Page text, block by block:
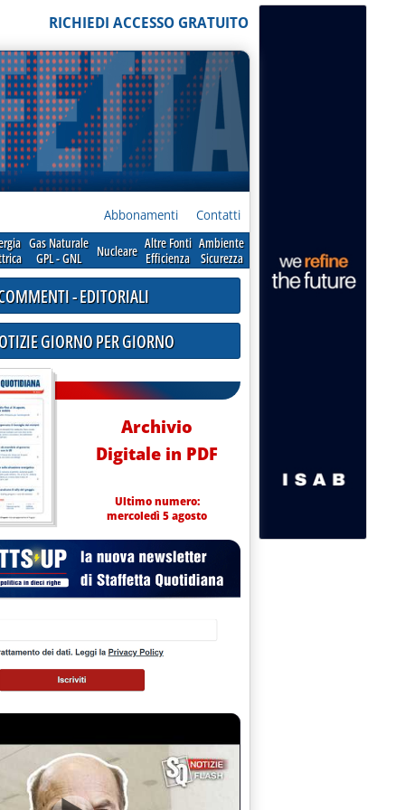
RICHIEDI ACCESSO GRATUITO
Abbonamenti Contatti
Gas Naturale
GPL - GNL
Nucleare Altre Fonti
Efficienza
Ambiente
Sicurezza
- EDITORIALI
GIORNO PER GIORNO
Archivio
Digitale in PDF
Ultimo numero:
mercoledì 5 agosto